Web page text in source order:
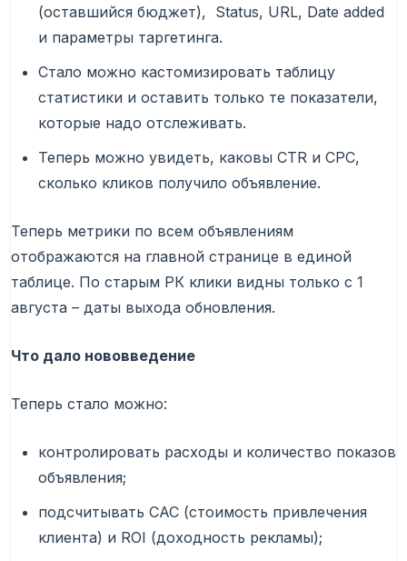
(оставшийся бюджет), Status, URL, Date added
и параметры таргетинга.
Стало можно кастомизировать таблицу
статистики и оставить только те показатели,
которые надо отслеживать.
Теперь можно увидеть, каковы CTR и CPC,
сколько кликов получило объявление.
Теперь метрики по всем объявлениям
отображаются на главной странице в единой
таблице. По старым РК клики видны только с 1
августа – даты выхода обновления.
Что дало нововведение
Теперь стало можно:
контролировать расходы и количество показов
объявления;
подсчитывать CAC (стоимость привлечения
клиента) и ROI (доходность рекламы);